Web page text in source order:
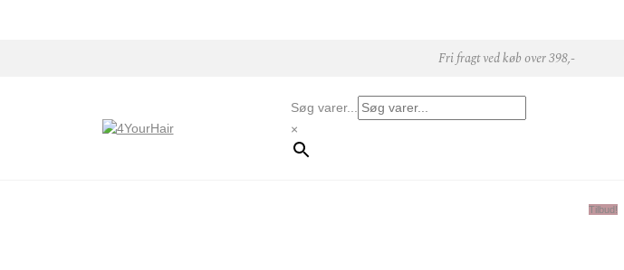
Fri fragt ved køb over 398,-
Søg varer...
×
Tilbud!